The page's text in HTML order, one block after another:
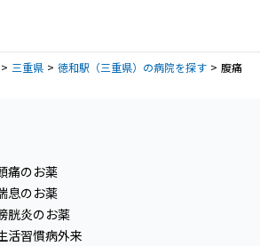
三重県 徳和駅（三重県）の病院を探す
腹痛
痛のお薬
息のお薬
胱炎のお薬
活習慣病外来